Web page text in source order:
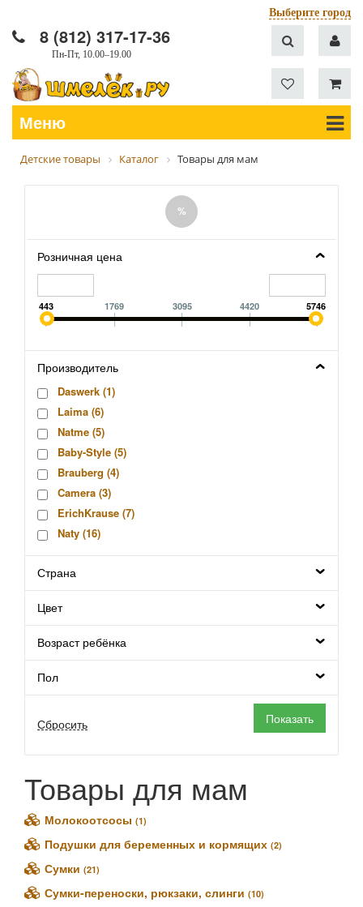
Выберите город
8 (812) 317-17-36
Пн-Пт, 10.00–19.00
Меню
Детские товары Каталог Товары для мам
%
Розничная цена
443 1769 3095 4420 5746
Производитель
Daswerk (1)
Laima (6)
Natme (5)
Baby-Style (5)
Brauberg (4)
Camera (3)
ErichKrause (7)
Naty (16)
Roxy-Kids (18)
Мой Малыш (Германия) (
Сказка (3)
Страна
Цвет
Возраст ребёнка
Пол
Товары для мам
Молокоотсосы (1)
Подушки для беременных и кормящих (2)
Сумки (21)
Сумки-переноски, рюкзаки, слинги (10)